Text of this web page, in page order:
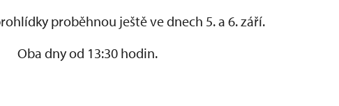
proběhnou ještě ve dnech 5. a 6. září.
Oba dny od 13:30 hodin.